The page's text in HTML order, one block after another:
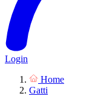
Login
Home
Gatti